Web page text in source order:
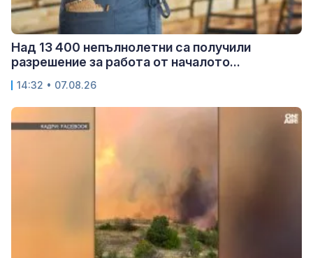
Над 13 400 непълнолетни са получили
разрешение за работа от началото...
14:32 • 07.08.26